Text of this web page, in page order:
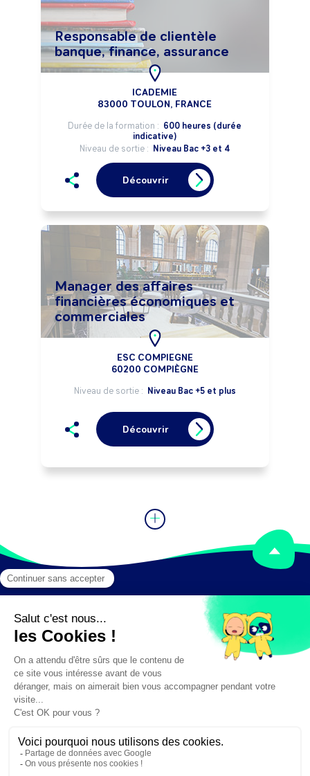
Responsable de clientèle
banque, finance, assurance
ICADEMIE
83000 TOULON, FRANCE
Durée de la formation : 600 heures (durée
indicative)
Niveau de sortie : Niveau Bac +3 et 4
Découvrir
Manager des affaires
financières économiques et
commerciales
ESC COMPIEGNE
60200 COMPIÈGNE
Niveau de sortie : Niveau Bac +5 et plus
Découvrir
Mentions légales